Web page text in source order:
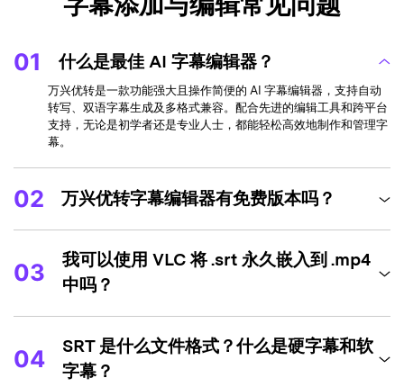
01 什么是最佳 AI 字幕编辑器？
万兴优转是一款功能强大且操作简便的 AI 字幕编辑器，支持自动
转写、双语字幕生成及多格式兼容。配合先进的编辑工具和跨平台
支持，无论是初学者还是专业人士，都能轻松高效地制作和管理字
幕。
02 万兴优转字幕编辑器有免费版本吗？
03
我可以使用 VLC 将 .srt 永久嵌入到 .mp4
中吗？
04
SRT 是什么文件格式？什么是硬字幕和软
字幕？